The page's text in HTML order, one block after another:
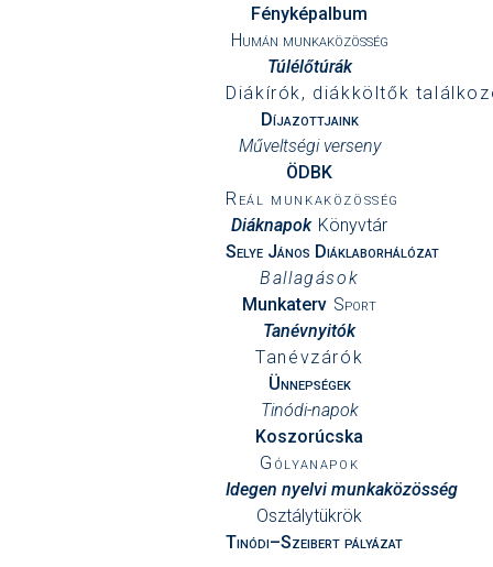
Fényképalbum
Humán munkaközösség
Túlélőtúrák
Diákírók, diákköltők
Díjazottjaink
Műveltségi verseny
ÖDBK
Reál munkaközösség
Diáknapok Könyvtár
Selye János Diáklaborhálózat
Ballagások
Munkaterv Sport
Tanévnyitók
Tanévzárók
Ünnepségek
Tinódi-napok
Koszorúcska
Gólyanapok
Idegen nyelvi munkaközösség
Osztálytükrök
Tinódi–Szeibert pályázat